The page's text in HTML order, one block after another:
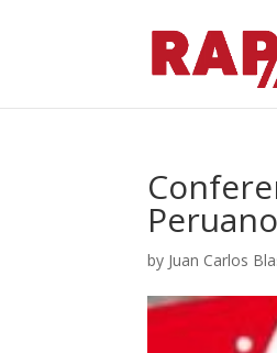
by Juan Carlos